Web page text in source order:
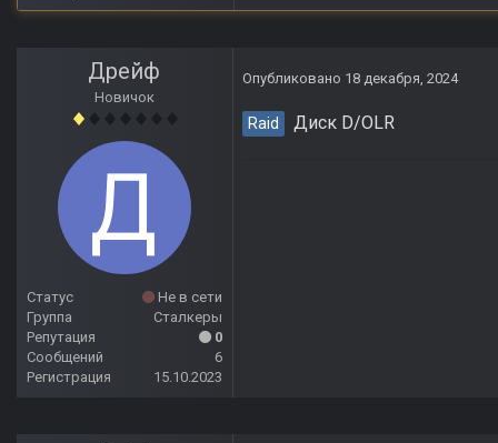
Дрейф
Новичок
Статус
Не в сети
Группа
Сталкеры
Репутация
0
Сообщений
6
Регистрация
15.10.2023
Опубликовано 18 декабря, 2024
Raid Диск D/OLR